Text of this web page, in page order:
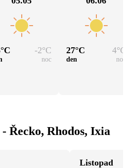
°C -2°C
noc
27°C 4°C
den noc
Řecko, Rhodos, Ixia
Listopad